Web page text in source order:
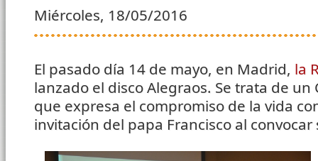
Miércoles, 18/05/2016
El pasado día 14 de mayo, en Madrid, la
lanzado el disco Alegraos. Se trata de un
que expresa el compromiso de la vida
invitación del papa Francisco al